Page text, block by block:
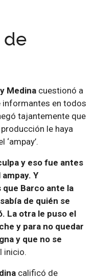
de
Medina cuestionó a
informantes en todos
tajantemente que
le haya
y eso fue antes
Y
Barco ante la
de quién se
La otra le puso el
y para no quedar
y que no se
inicio.
calificó de